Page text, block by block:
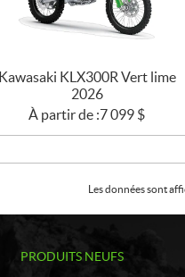
Kawasaki KLX300R Vert lime
2026
À partir de :7 099 $
Les données sont
PRODUITS NEUFS